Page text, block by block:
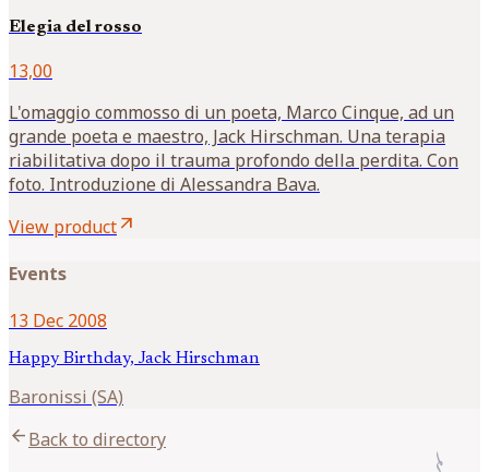
Elegia del rosso
13,00
L'omaggio commosso di un poeta, Marco Cinque, ad un
grande poeta e maestro, Jack Hirschman. Una terapia
riabilitativa dopo il trauma profondo della perdita. Con
foto. Introduzione di Alessandra Bava.
View productarrow_outward
Events
13 Dec 2008
Happy Birthday, Jack Hirschman
Baronissi (SA)
arrow_backBack to directory